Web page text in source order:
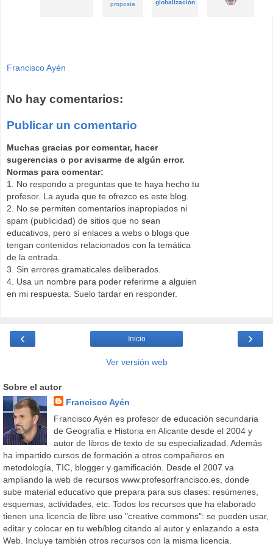
proposta
globalización
Francisco Ayén
No hay comentarios:
Publicar un comentario
Muchas gracias por comentar, hacer
sugerencias o por avisarme de algún error.
Normas para comentar:
1. No respondo a preguntas que te haya hecho tu
profesor. La ayuda que te ofrezco es este blog.
2. No se permiten comentarios inapropiados ni
spam (publicidad) de sitios que no sean
educativos, pero sí enlaces a webs o blogs que
tengan contenidos relacionados con la temática
de la entrada.
3. Sin errores gramaticales deliberados.
4. Usa un nombre para poder referirme a alguien
en mi respuesta. Suelo tardar en responder.
‹ ›
Inicio
Ver versión web
Sobre el autor
Francisco Ayén
Francisco Ayén es profesor de educación secundaria
de Geografía e Historia en Alicante desde el 2004 y
autor de libros de texto de su especializadad. Además
ha impartido cursos de formación a otros compañeros en
metodología, TIC, blogger y gamificación. Desde el 2007 va
ampliando la web de recursos www.profesorfrancisco.es, donde
sube material educativo que prepara para sus clases: resúmenes,
esquemas, actividades, etc. Todos los recursos que ha elaborado
tienen una licencia de libre uso "creative commons": se pueden usar,
editar y colocar en tu web/blog citando al autor y enlazando a esta
Web. Incluye también otros recursos con la misma licencia.